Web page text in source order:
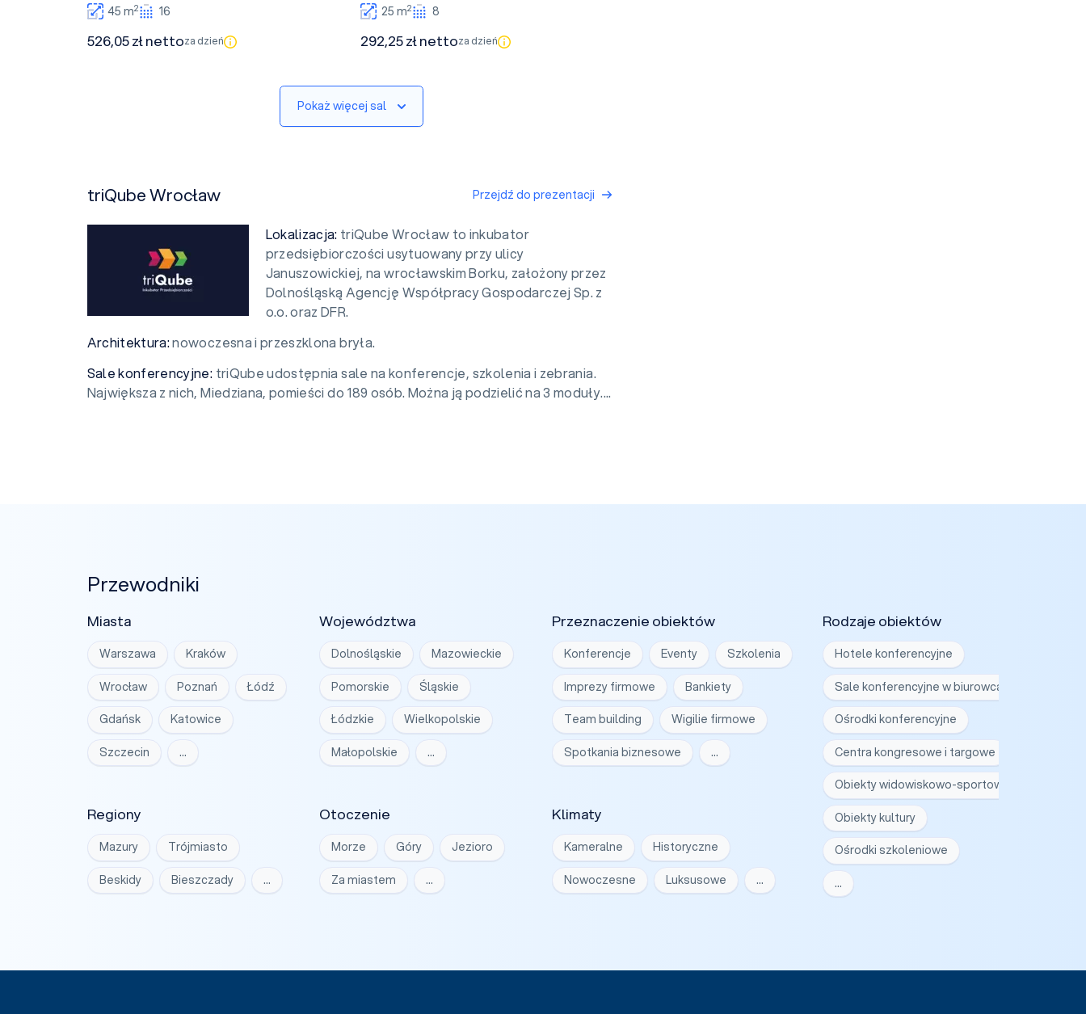
45 m2 16
526,05 zł nettoza dzień
25 m2 8
292,25 zł nettoza dzień
Pokaż więcej sal
triQube Wrocław Przejdź do prezentacji
Lokalizacja: triQube Wrocław to inkubator
przedsiębiorczości usytuowany przy ulicy
Januszowickiej, na wrocławskim Borku, założony przez
Dolnośląską Agencję Współpracy Gospodarczej Sp. z
o.o. oraz DFR.
Architektura:nowoczesna i przeszklona bryła.
Sale konferencyjne: triQube udostępnia sale na konferencje, szkolenia i zebrania.
Największa z nich, Miedziana, pomieści do 189 osób. Można ją podzielić na 3 moduły....
Przewodniki
Miasta
Warszawa Kraków
Wrocław Poznań Łódź
Gdańsk Katowice
Szczecin …
Województwa
Dolnośląskie Mazowieckie
Pomorskie Śląskie
Łódzkie Wielkopolskie
Małopolskie …
Regiony
Mazury Trójmiasto
Beskidy Bieszczady …
Otoczenie
Morze Góry Jezioro
Za miastem …
Klimaty
Kameralne Historyczne
Nowoczesne Luksusowe …
Przeznaczenie obiektów
Konferencje Eventy Szkolenia
Imprezy firmowe Bankiety
Team building Wigilie firmowe
Spotkania biznesowe …
Rodzaje obiektów
Hotele konferencyjne
Sale konferencyjne w biurowcach
Ośrodki konferencyjne
Centra kongresowe i targowe
Obiekty widowiskowo-sportowe
Obiekty kultury
Ośrodki szkoleniowe
…